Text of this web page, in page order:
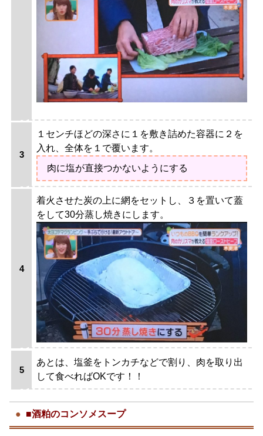
１センチほどの深さに１を敷き詰めた容器に２を
入れ、全体を１で覆います。
肉に塩が直接つかないようにする
着火させた炭の上に網をセットし、３を置いて蓋
をして30分蒸し焼きにします。
あとは、塩釜をトンカチなどで割り、肉を取り出
して食べればOKです！！
■酒粕のコンソメスープ